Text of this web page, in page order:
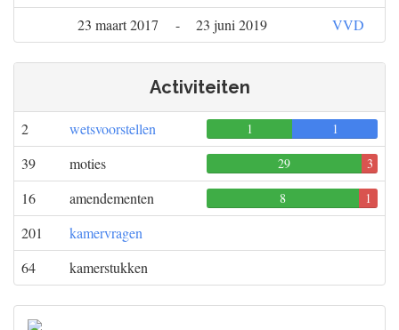
23 maart 2017
- 23 juni 2019 VVD
Activiteiten
2 wetsvoorstellen 1 1
39 moties 29 3
16 amendementen 8 1
201
kamervragen
64
kamerstukken